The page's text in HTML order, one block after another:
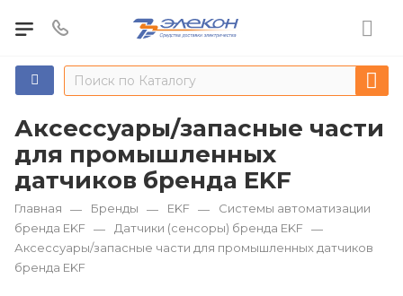
Аксессуары/запасные части
для промышленных
датчиков бренда EKF
Главная — Бренды — EKF —
Системы автоматизации
бренда EKF — Датчики (сенсоры) бренда EKF —
Аксессуары/запасные части для промышленных датчиков
бренда EKF